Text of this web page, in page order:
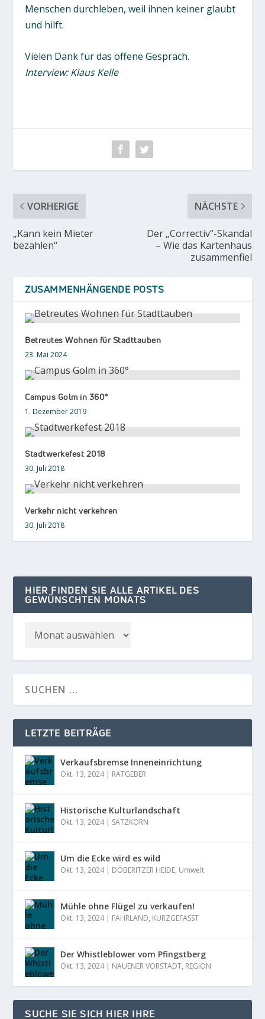
Menschen durchleben, weil ihnen keiner glaubt
und hilft.
Vielen Dank für das offene Gespräch.
Interview: Klaus Kelle
VORHERIGE
„Kann kein Mieter
bezahlen“
NÄCHSTE
Der „Correctiv“-Skandal
– Wie das Kartenhaus
zusammenfiel
ZUSAMMENHÄNGENDE POSTS
Betreutes Wohnen für Stadttauben
23. Mai 2024
Campus Golm in 360°
1. Dezember 2019
Stadtwerkefest 2018
30. Juli 2018
Verkehr nicht verkehren
30. Juli 2018
HIER FINDEN SIE ALLE ARTIKEL DES
GEWÜNSCHTEN MONATS
LETZTE BEITRÄGE
Verkaufsbremse Inneneinrichtung
Okt. 13, 2024| RATGEBER
Historische Kulturlandschaft
Okt. 13, 2024| SATZKORN
Um die Ecke wird es wild
Okt. 13, 2024| DÖBERITZER HEIDE, Umwelt
Mühle ohne Flügel zu verkaufen!
Okt. 13, 2024| FAHRLAND, KURZGEFASST
Der Whistleblower vom Pfingstberg
Okt. 13, 2024| NAUENER VORSTADT, REGION
SUCHE SIE SICH HIER IHRE